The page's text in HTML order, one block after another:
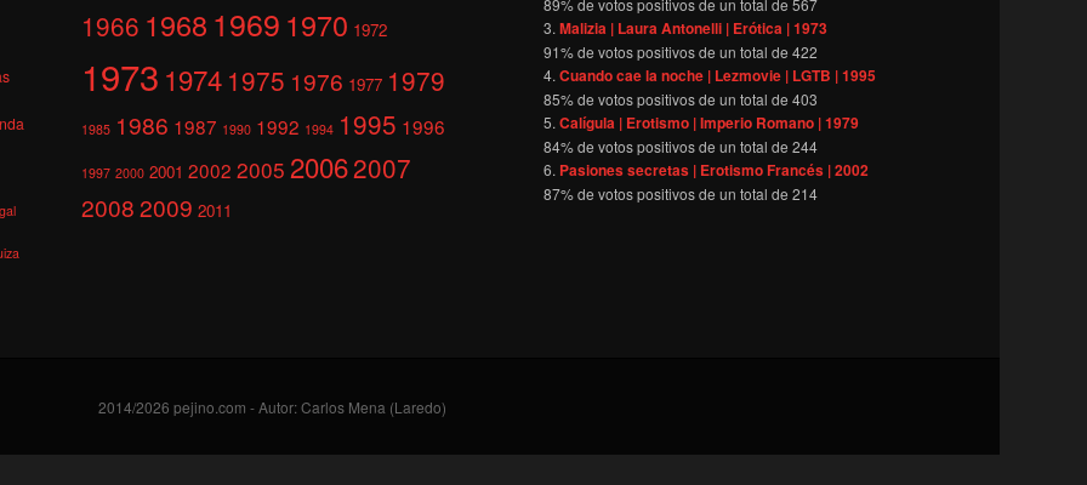
1966 1968 1969 1970 1972
1973 1974 1975 1976 1977 1979
1985 1986 1987 1990 1992 1994 1995 1996
1997 2000 2001 2002 2005 20062007
20082009 2011
Malizia | Laura Antonelli | Erótica | 1973
91% de votos positivos de un total de422
Cuando cae la noche | Lezmovie | LGTB | 1995
85% de votos positivos de un total de403
Calígula | Erotismo | Imperio Romano | 1979
84% de votos positivos de un total de244
Pasiones secretas | Erotismo Francés | 2002
87% de votos positivos de un total de214
2014/2026 pejino.com - Autor: Carlos Mena (Laredo)